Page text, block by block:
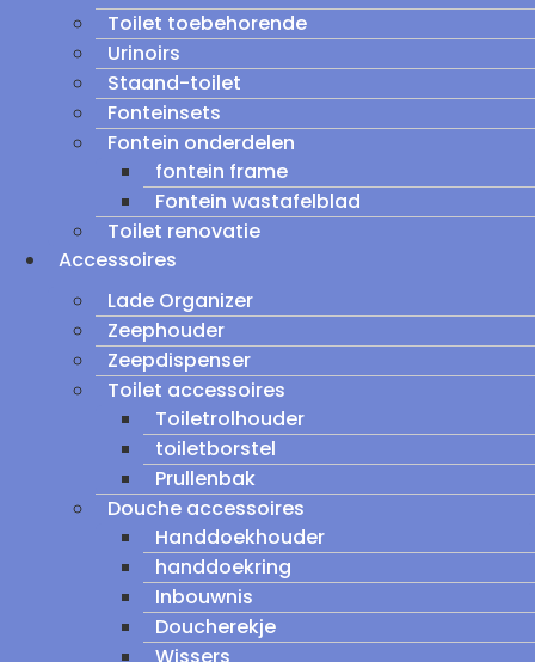
Toilet toebehorende
Urinoirs
Staand-toilet
Fonteinsets
Fontein onderdelen
fontein frame
Fontein wastafelblad
Toilet renovatie
Accessoires
Lade Organizer
Zeephouder
Zeepdispenser
Toilet accessoires
Toiletrolhouder
toiletborstel
Prullenbak
Douche accessoires
Handdoekhouder
handdoekring
Inbouwnis
Doucherekje
Wissers